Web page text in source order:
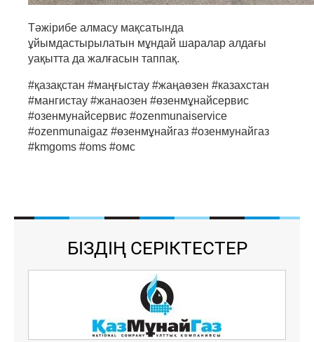
Тәжірибе алмасу мақсатында
ұйымдастырылатын мұндай шаралар алдағы
уақытта да жалғасын таппақ.
#қазақстан #маңғыстау #жаңаөзен #казаxстан
#мангистау #жанаозен #өзенмұнайсервис
#озенмунайсервис #ozenmunaiservice
#ozenmunaigaz #өзенмұнайгаз #озенмунайгаз
#kmgoms #oms #омс
БІЗДІҢ СЕРІКТЕСТЕР